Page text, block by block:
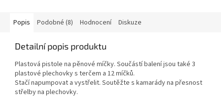
Popis Podobné (8) Hodnocení Diskuze
Detailní popis produktu
Plastová pistole na pěnové míčky. Součástí balení jsou také 3
plastové plechovky s terčem a 12 míčků.
Stačí napumpovat a vystřelit. Soutěžte s kamarády na přesnost
střelby na plechovky.